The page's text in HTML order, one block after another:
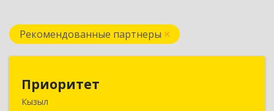
Рекомендованные партнеры
Приоритет
Кызыл
667000, Тыва Респ, Кызыл г, Комсомольская ул,